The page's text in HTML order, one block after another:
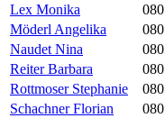
Lex Monika
Möderl Angelika
Naudet Nina
Reiter Barbara
Rottmoser Stephanie
Schachner Florian